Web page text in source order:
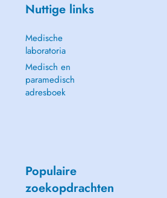
Nuttige links
Medische
laboratoria
Medisch en
paramedisch
adresboek
Populaire
zoekopdrachten